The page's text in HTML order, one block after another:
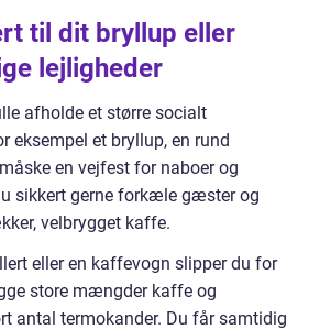
til dit bryllup eller
lejligheder
afholde et større socialt
eksempel et bryllup, en rund
en vejfest for naboer og
sikkert gerne forkæle gæster og
velbrygget kaffe.
eller en kaffevogn slipper du for
store mængder kaffe og
antal termokander. Du får samtidig